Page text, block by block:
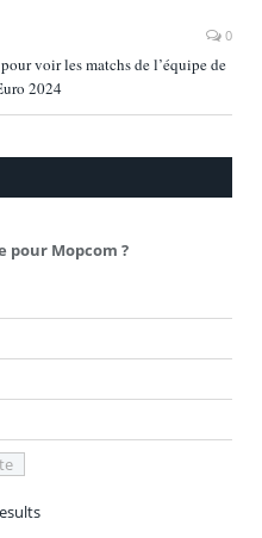
0
voir les matchs de l’équipe de
2024
pour Mopcom ?